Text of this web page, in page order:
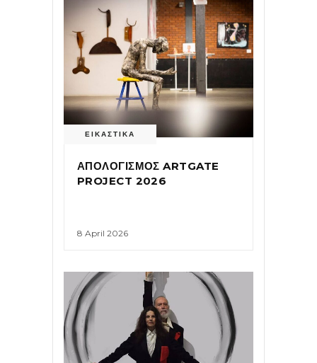
ΕΙΚΑΣΤΙΚΑ
ΑΠΟΛΟΓΙΣΜΟΣ ARTGATE
PROJECT 2026
8 April 2026